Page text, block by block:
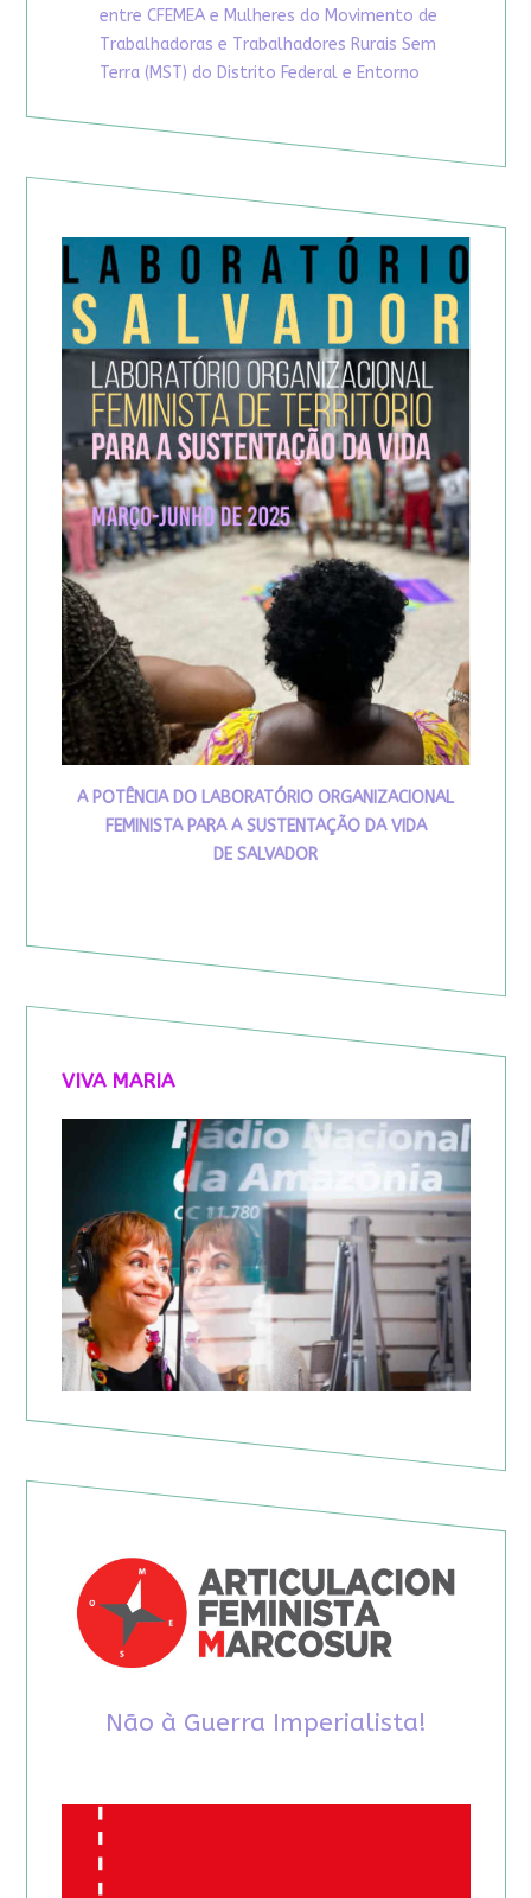
entre CFEMEA e Mulheres do Movimento de
Trabalhadoras e Trabalhadores Rurais Sem
Terra (MST) do Distrito Federal e Entorno
A POTÊNCIA DO LABORATÓRIO ORGANIZACIONAL
FEMINISTA PARA A SUSTENTAÇÃO DA VIDA
DE SALVADOR
VIVA MARIA
Não à Guerra Imperialista!